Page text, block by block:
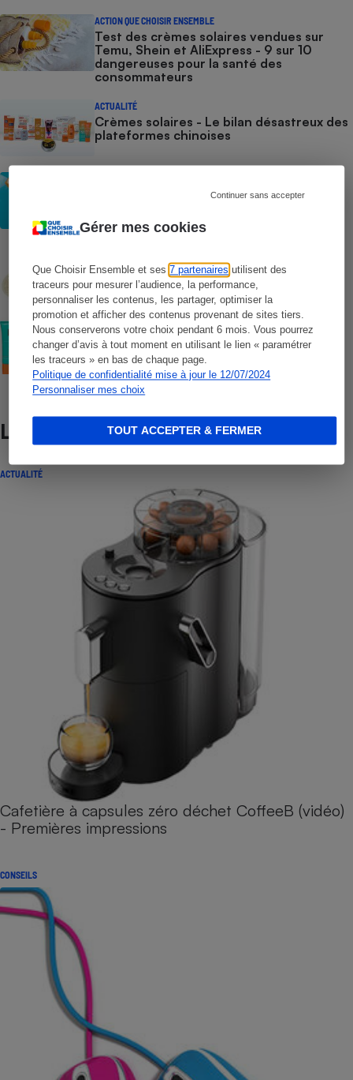
Gérer mes cookies
Que Choisir Ensemble et ses7 partenaires utilisent des
traceurs pour mesurer l’audience, la performance,
personnaliser les contenus, les partager, optimiser la
promotion et afficher des contenus provenant de sites tiers.
Nous conserverons votre choix pendant 6 mois. Vous pourrez
changer d’avis à tout moment en utilisant le lien « paramétrer
les traceurs » en bas de chaque page.
Politique de confidentialité mise à jour le 12/07/2024
Personnaliser mes choix
Continuer sans accepter
TOUT ACCEPTER & FERMER
ACTION QUE CHOISIR ENSEMBLE
Test des crèmes solaires vendues sur
Temu, Shein et AliExpress - 9 sur 10
dangereuses pour la santé des
consommateurs
ACTUALITÉ
Crèmes solaires - Le bilan désastreux des
plateformes chinoises
Crèmes solaires - Les logos à la loupe
Crèmes solaires - Le protocole
COMMENT NOUS TESTONS
Crèmes solaires visage - Le protocole
Lire aussi
ACTUALITÉ
Cafetière à capsules zéro déchet CoffeeB (vidéo)
- Premières impressions
CONSEILS